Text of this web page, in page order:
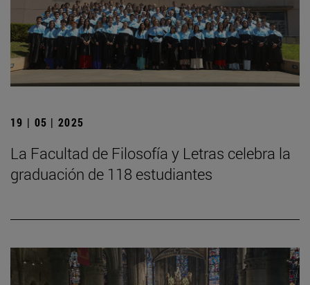
19 | 05 | 2025
La Facultad de Filosofía y Letras celebra la
graduación de 118 estudiantes